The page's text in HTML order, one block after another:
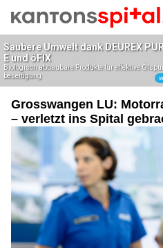
Grosswangen LU:
– verletzt ins Spital